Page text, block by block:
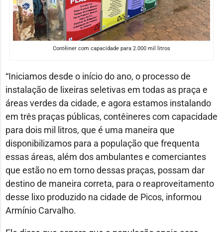
Contêiner com capacidade para 2.000 mil litros
“Iniciamos desde o início do ano, o processo de
instalação de lixeiras seletivas em todas as praça e
áreas verdes da cidade, e agora estamos instalando
em três praças públicas, contêineres com capacidade
para dois mil litros, que é uma maneira que
disponibilizamos para a população que frequenta
essas áreas, além dos ambulantes e comerciantes
que estão no em torno dessas praças, possam dar
destino de maneira correta, para o reaproveitamento
desse lixo produzido na cidade de Picos, informou
Armínio Carvalho.